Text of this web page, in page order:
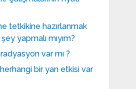
tetkikine hazırlanmak
yapmalı mıyım?
var mı ?
bir yan etkisi var